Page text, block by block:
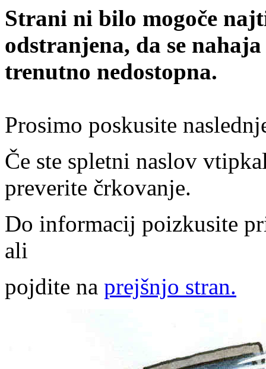
Strani ni bilo mogoče
odstranjena, da se
trenutno nedostopna.
Prosimo poskusite
Če ste spletni naslov
preverite črkovanje.
Do informacij poizkusite
ali
pojdite na prejšnjo stran.